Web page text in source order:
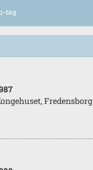
tag
Fredensborg